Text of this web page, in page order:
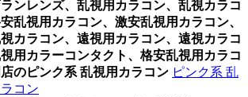
ンレンズ、乱視用カラコン、乱視カラコ
乱視用カラコン、激安乱視用カラコン、
カラコン、遠視用カラコン、遠視カラコ
用カラーコンタクト、格安乱視用カラコ
のピンク系 乱視用カラコン ピンク系 乱
コン